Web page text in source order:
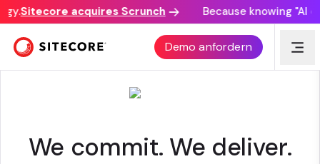
Sitecore acquires Scrunch Because knowing "AI
Demo anfordern
DELAWARE
We commit. We deliver.